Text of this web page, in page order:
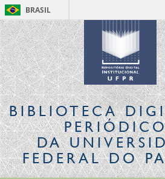
BRASIL
BIBLIOTECA
DA
FEDERAL DO